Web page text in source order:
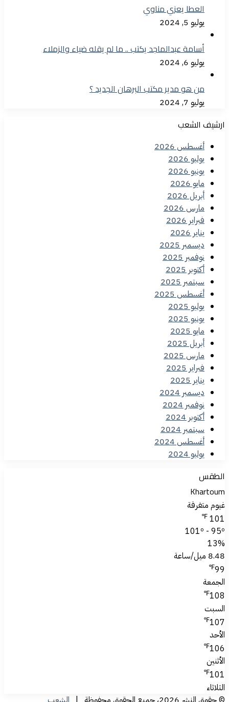
العطا يعزي مناوي
يوليو 5, 2024
أسامة عبدالماجد يكتب .. ما لم يقله ضياء والزملاء
يوليو 6, 2024
من هو مدير مكتب البرهان الجديد ؟
يوليو 7, 2024
ارشيف الشعب
أغسطس 2026
يوليو 2026
يونيو 2026
مايو 2026
أبريل 2026
مارس 2026
فبراير 2026
يناير 2026
ديسمبر 2025
نوفمبر 2025
أكتوبر 2025
سبتمبر 2025
أغسطس 2025
يوليو 2025
يونيو 2025
مايو 2025
أبريل 2025
مارس 2025
فبراير 2025
يناير 2025
ديسمبر 2024
نوفمبر 2024
أكتوبر 2024
سبتمبر 2024
أغسطس 2024
يوليو 2024
الطقس
Khartoum
غيوم متفرقة
101
℉
101º - 95º
13%
8.48 ميل/ساعة
99
℉
الجمعة
108
℉
السبت
107
℉
الأحد
106
℉
الأثنين
101
℉
الثلاثاء